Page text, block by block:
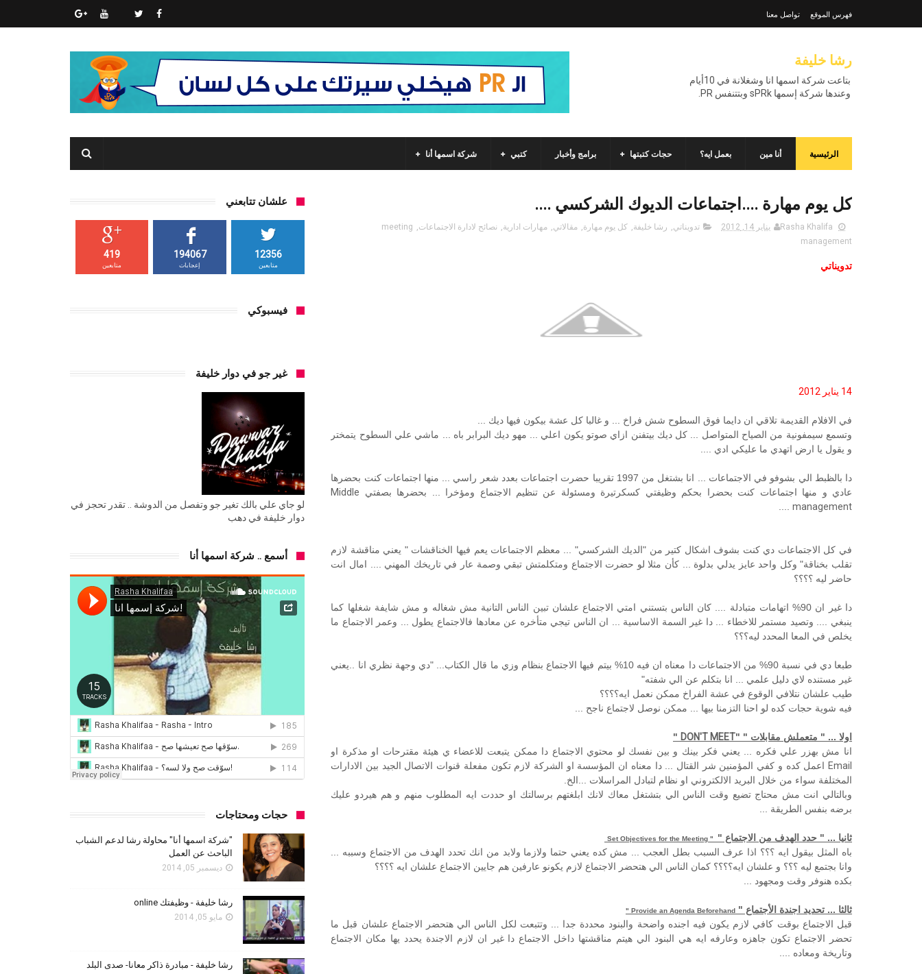
فهرس الموقع تواصل معنا
رشا خليفة
بتاعت شركة اسمها انا وشغلانة في 10أيام
وعندها شركة إسمها sPRk وبتتنفس PR.
الرئيسية أنا مين بعمل ايه؟ حجات كتبتها برامج وأخبار كتبي شركة اسمها أنا
كل يوم مهارة ....اجتماعات الديوك الشركسي ....
Rasha Khalifa يناير 14, 2012 تدويناتي, رشا خليفة, كل يوم مهارة, مقالاتي, مهارات ادارية, نصائح لادارة الاجتماعات,
meeting
management
تدويناتي
14 يناير 2012
في الافلام القديمة تلاقي ان دايما فوق السطوح شش فراخ ... و غالبا كل عشة بيكون فيها ديك ...
وتسمع سيمفونية من الصياح المتواصل ... كل ديك بيتفنن ازاي صوتو يكون اعلي ... مهو ديك البرابر باه ... ماشي علي السطوح يتمختر
و يقول يا ارض اتهدي ما عليكي ادي ....
دا بالظبط الي بشوفو في الاجتماعات ... انا بشتغل من 1997 تقريبا حضرت اجتماعات بعدد شعر راسي ... منها اجتماعات كنت بحضرها
عادي و منها اجتماعات كنت بحضرا بحكم وظيفتي كسكرتيرة ومسئولة عن تنظيم الاجتماع ومؤخرا ... بحضرها بصفتي Middle
management
في كل الاجتماعات دي كنت بشوف اشكال كتير من "الديك الشركسي" ... معظم الاجتماعات يعم فيها الخناقشات " يعني مناقشة لازم
تقلب بخناقة" وكل واحد عايز يدلي بدلوة ... كأن مثلا لو حضرت الاجتماع ومتكلمتش تبقي وصمة عار في تاريخك المهني .... امال انت
حاضر ليه ؟؟؟؟
دا غير ان 90% اتهامات متبادلة .... كان الناس بتستني امتي الاجتماع علشان تبين الناس التانية مش شغاله و مش شايفة شغلها كما
ينبغي .... وتصيد مستمر للاخطاء ... دا غير السمة الاساسية ... ان الناس تيجي متأخره عن معادها فالاجتماع يطول ... وعمر الاجتماع ما
يخلص في المعا المحدد ليه؟؟؟
طبعا دي في نسبة 90% من الاجتماعات دا معناه ان فيه 10% بيتم فيها الاجتماع بنظام وزي ما قال الكتاب... "دي وجهة نظري انا ..يعني
غير مستنده لاي دليل علمي ... انا بتكلم عن الي شفته"
طيب علشان نتلافي الوقوع في عشة الفراخ ممكن نعمل ايه؟؟؟؟
فيه شوية حجات كده لو احنا التزمنا بيها ... ممكن نوصل لاجتماع ناجح ...
اولا ... " متعملش مقابلات " "DON'T MEET
"
انا مش بهزر علي فكره ... يعني فكر بينك و بين نفسك لو محتوي الاجتماع دا ممكن يتبعت للاعضاء ي هيئة مقترحات او مذكرة او
Email اعمل كده و كفي المؤمنين شر القتال ... دا معناه ان المؤسسة او الشركة لازم تكون مفعلة قنوات الاتصال الجيد بين الادارات
المختلفة سواء من خلال البريد الالكتروني او نظام لتبادل المراسلات ...الخ.
وبالتالي انت مش محتاج تضيع وقت الناس الي بتشتغل معاك لانك ابلغتهم برسالتك او حددت ايه المطلوب منهم و هم هيردو عليك
برضه بنفس الطريقة ...
ثانيا ... " حدد الهدف من الاجتماع " "
Set Objectives for the Meeting
باه المثل بيقول ايه ؟؟؟ اذا عرف السبب بطل العجب ... مش كده يعني حتما ولازما ولابد من انك تحدد الهدف من الاجتماع وسببه ...
وانا بجتمع ليه ؟؟؟ و علشان ايه؟؟؟؟ كمان الناس الي هتحضر الاجتماع لازم يكونو عارفين هم جايين الاجتماع علشان ايه ؟؟؟؟
بكده هنوفر وقت ومجهود ...
ثالثا ... تحديد اجندة الأجتماع " Provide an Agenda Beforehand
"
قبل الاجتماع بوقت كافي لازم يكون فيه اجنده واضحة والبنود محددة جدا ... وتتبعت لكل الناس الي هتحضر الاجتماع علشان قبل ما
تحضر الاجتماع تكون جاهزه وعارفه ايه هي البنود الي هيتم مناقشتها داخل الاجتماع دا غير ان لازم الاجندة يحدد يها مكان الاجتماع
وتاريخة ومعاده ....
علشان تتابعني
12356
متابعين
194067
إعجابات
419
متابعين
فيسبوكي
غير جو في دوار خليفة
لو جاي علي بالك تغير جو وتفصل من الدوشة .. تقدر تحجز في
دوار خليفة في دهب
أسمع .. شركة اسمها أنا
حجات ومحتاجات
"شركة اسمها أنا" محاولة رشا لدعم الشباب
الباحث عن العمل
ديسمبر 05, 2014
رشا خليفة - وظيفتك online
مايو 05, 2014
رشا خليفة - مبادرة ذاكر معانا- صدى البلد